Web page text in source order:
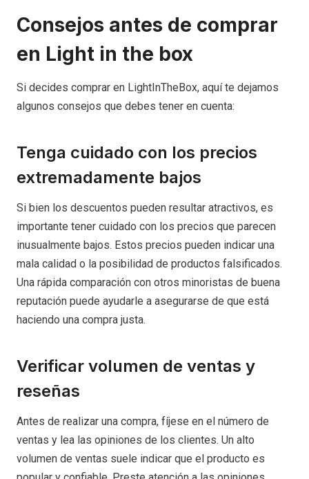
Consejos antes de comprar
en Light in the box
Si decides comprar en LightInTheBox, aquí te dejamos
algunos consejos que debes tener en cuenta:
Tenga cuidado con los precios
extremadamente bajos
Si bien los descuentos pueden resultar atractivos, es
importante tener cuidado con los precios que parecen
inusualmente bajos. Estos precios pueden indicar una
mala calidad o la posibilidad de productos falsificados.
Una rápida comparación con otros minoristas de buena
reputación puede ayudarle a asegurarse de que está
haciendo una compra justa.
Verificar volumen de ventas y
reseñas
Antes de realizar una compra, fíjese en el número de
ventas y lea las opiniones de los clientes. Un alto
volumen de ventas suele indicar que el producto es